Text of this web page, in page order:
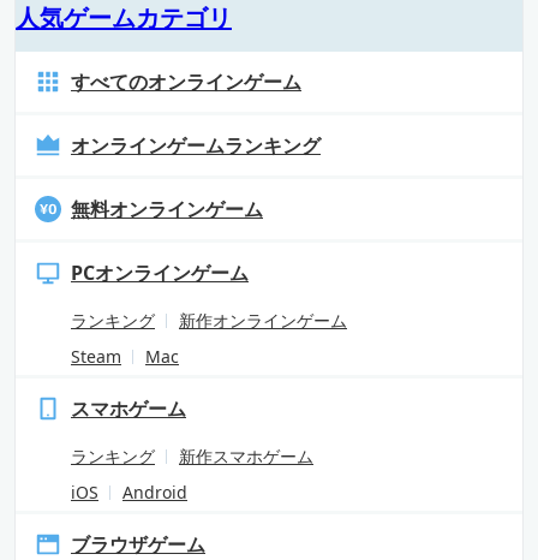
人気ゲームカテゴリ
すべてのオンラインゲーム
オンラインゲームランキング
無料オンラインゲーム
PCオンラインゲーム
ランキング
新作オンラインゲーム
Steam
Mac
スマホゲーム
ランキング
新作スマホゲーム
iOS
Android
ブラウザゲーム